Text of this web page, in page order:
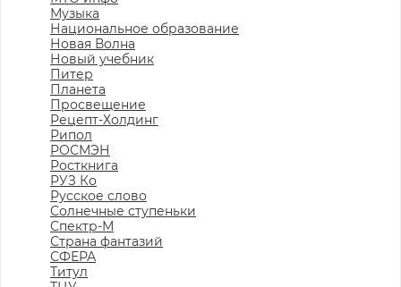
Музыка
Национальное образование
Новая Волна
Новый учебник
Питер
Планета
Просвещение
Рецепт-Холдинг
Рипол
РОСМЭН
Росткнига
РУЗ Ко
Русское слово
Солнечные ступеньки
Спектр-М
Страна фантазий
СФЕРА
Титул